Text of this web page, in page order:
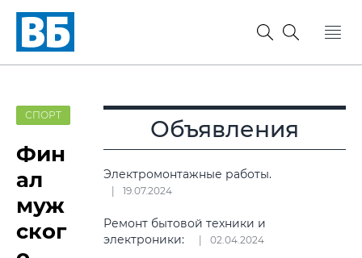
СПОРТ
Фин
ал
муж
ског
Объявления
Электромонтажные работы.
19.07.2024
Ремонт бытовой техники и
электроники:
02.04.2024